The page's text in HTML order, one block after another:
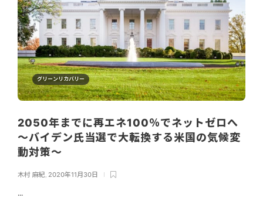
グリーンリカバリー
2050年までに再エネ100％でネットゼロへ
～バイデン氏当選で大転換する米国の気候変
動対策～
木村 麻紀 2020年11月30日
...